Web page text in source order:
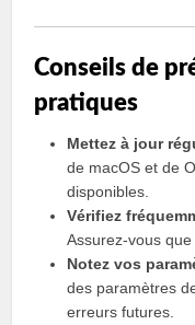
Conseils de
pratiques
Mettez à jour
de macOS et de
disponibles.
Vérifiez
Assurez-vous que
Notez vos
des paramètres
erreurs futures.